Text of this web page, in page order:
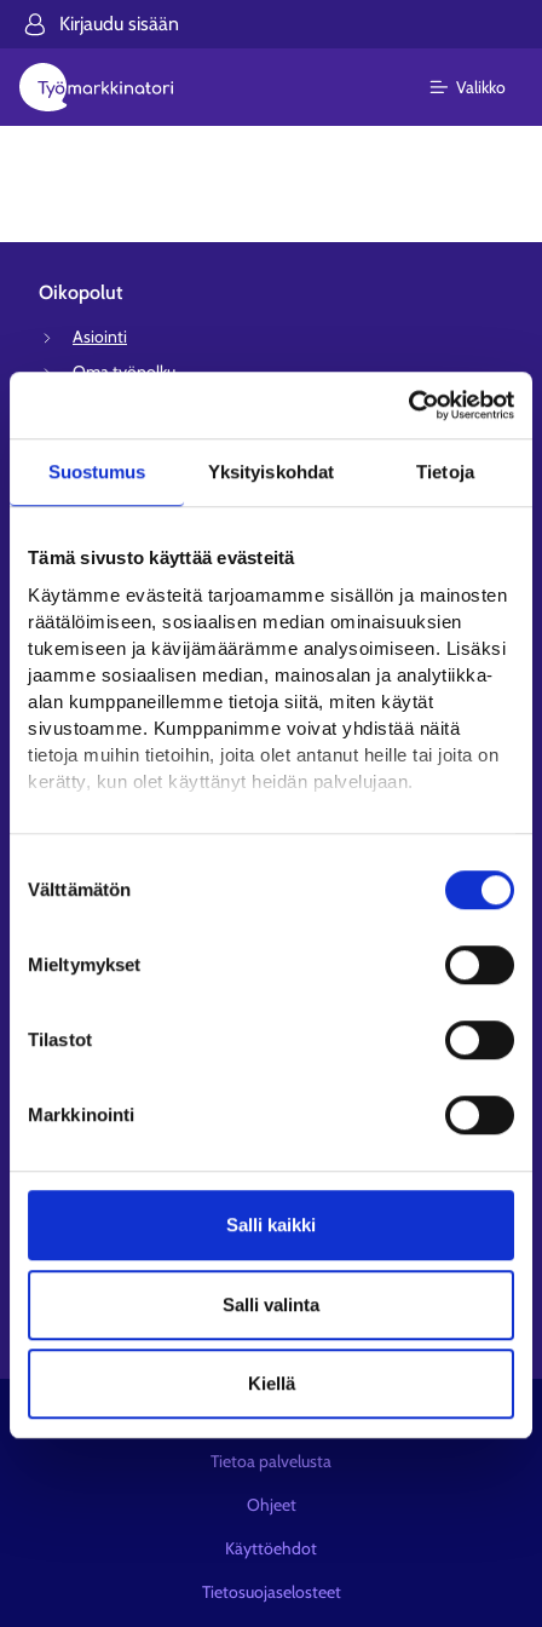
Suostumus Yksityiskohdat Tietoja
Tämä sivusto käyttää evästeitä
Käytämme evästeitä tarjoamamme sisällön ja mainosten
räätälöimiseen, sosiaalisen median ominaisuuksien
tukemiseen ja kävijämäärämme analysoimiseen. Lisäksi
jaamme sosiaalisen median, mainosalan ja analytiikka-
alan kumppaneillemme tietoja siitä, miten käytät
sivustoamme. Kumppanimme voivat yhdistää näitä
tietoja muihin tietoihin, joita olet antanut heille tai joita on
kerätty, kun olet käyttänyt heidän palvelujaan.
Löydät tietoa evästeiden käyttötarkoituksista
Lue tarkemmin
valinta
Välttämätön
Mieltymykset
Tilastot
Markkinointi
Salli kaikki
Salli valinta
Kiellä
Kirjaudu sisään
Valikko
Oikopolut
Asiointi
Oma työpolku
Avoimet työpaikat
Tietoa muilla kielillä
Työllisyysalueiden yhteystiedot
Sähköisen asioinnin tuki
Työttömyysturvaneuvonta
Yritys- ja työnantaja-asiakkaan neuvontapalvelut
Asiointi- ja Oma työpolku -osioiden ohjeet
Tuki ja palaute
Työ- ja elinkeinoministeriö⁠
Osaamispolku⁠
Seuraa meitä
LinkedIn⁠
Youtube⁠
© KEHA-keskus
Tietoa palvelusta
Ohjeet
Käyttöehdot
Tietosuojaselosteet